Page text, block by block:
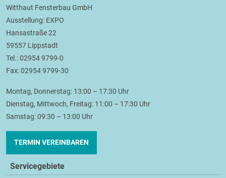
Witthaut Fensterbau GmbH
Ausstellung: EXPO
Hansastraße 22
59557 Lippstadt
Tel.: 02954 9799-0
Fax: 02954 9799-30
Montag, Donnerstag: 13:00 – 17:30 Uhr
Dienstag, Mittwoch, Freitag: 11:00 – 17:30 Uhr
Samstag: 09:30 – 13:00 Uhr
TERMIN VEREINBAREN
Servicegebiete